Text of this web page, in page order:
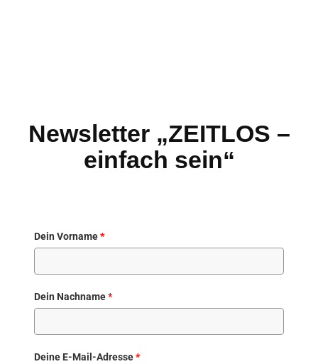
Newsletter „ZEITLOS –
einfach sein“
Dein Vorname*
Dein Nachname*
Deine E-Mail-Adresse*